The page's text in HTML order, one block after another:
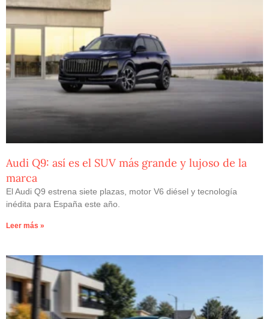
Audi Q9: así es el SUV más grande y lujoso de la
marca
El Audi Q9 estrena siete plazas, motor V6 diésel y tecnología
inédita para España este año.
Leer más »